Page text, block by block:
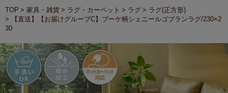
TOP 家具・雑貨 ラグ・カーペット ラグ
ラグ(正方形)
【直送】【お届けグループC】ブーケ柄シェニールゴブランラグ/230×2
30